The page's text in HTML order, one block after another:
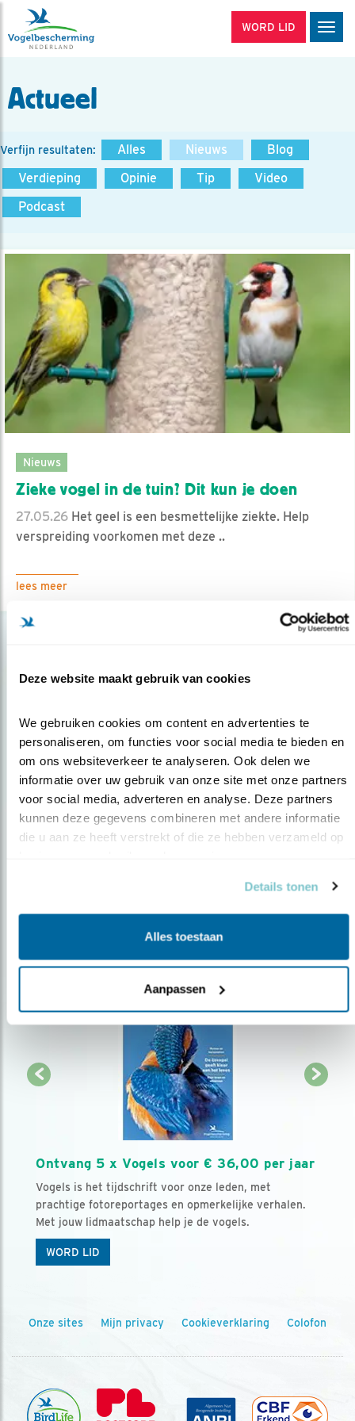
Deze website maakt gebruik van cookies
We gebruiken cookies om content en advertenties te
personaliseren, om functies voor social media te bieden en
om ons websiteverkeer te analyseren. Ook delen we
informatie over uw gebruik van onze site met onze partners
voor social media, adverteren en analyse. Deze partners
kunnen deze gegevens combineren met andere informatie
die u aan ze heeft verstrekt of die ze hebben verzameld op
Details tonen
Alles toestaan
Aanpassen
WORD LID
Actueel
Verfijn resultaten: Alles Nieuws
Blog
Verdieping
Opinie Tip
Video
Podcast
Nieuws
Zieke vogel in de tuin? Dit kun je doen
27.05.26 Het geel is een besmettelijke ziekte. Help
verspreiding voorkomen met deze ..
lees meer
Op de hoogte blijven?
over vogels en activiteiten van Vogelbescherming.
AANMELDEN VOGELNIEUWS
Ontvang 5 x Vogels voor € 36,00 per jaar
Vogels is het tijdschrift voor onze leden, met
prachtige fotoreportages en opmerkelijke verhalen.
Met jouw lidmaatschap help je de vogels.
WORD LID
Onze sites Mijn privacy Cookieverklaring Colofon